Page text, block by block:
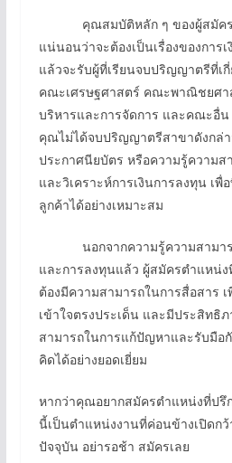
คุณสมบัติหลัก ๆ ของผู้สมัครที่
แน่นอนว่าจะต้องเป็นเรื่องของการ
แล้วจะรับผู้ที่เรียนจบปริญญาตรีที่เกี่
คณะเศรษฐศาสตร์ คณะพาณิชยศ
บริหารและการจัดการ และคณะอื่น
คุณไม่ได้จบปริญญาตรีสาขาดังกล่า
ประกาศนียบัตร หรือความรู้ความส
และวิเคราะห์การเงินการลงทุน เ
ลูกค้าได้อย่างเหมาะสม
นอกจากความรู้ความสามารถ
และการลงทุนแล้ว ผู้สมัครตำแหน่ง
ต้องมีความสามารถในการสื่อสาร
เข้าใจตรงประเด็น และมีประสิทธิ
สามารถในการแก้ปัญหาและรับมือ
คิดได้อย่างยอดเยี่ยม
หากว่าคุณอยากสมัครตำแหน่งที่ปรึ
นี้เป็นตำแหน่งงานที่ค่อนข้างเปิดก
ปัจจุบัน อย่ารอช้า สมัครเลย